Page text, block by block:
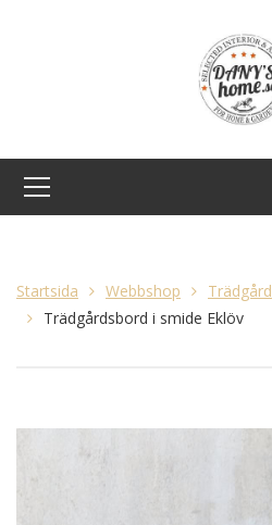
Startsida Webbshop
Trädgård
Trädgårdsbord i smide Eklöv